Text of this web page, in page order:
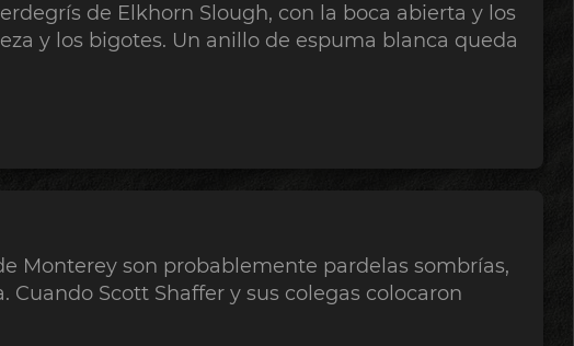
de Elkhorn Slough, con la boca abierta y los
y los bigotes. Un anillo de espuma blanca queda
Monterey son probablemente pardelas sombrías,
Scott Shaffer y sus colegas colocaron